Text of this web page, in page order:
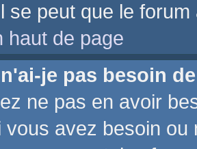
se peut que le
haut de page
je pas besoin
ne pas en avoir
avez besoin ou